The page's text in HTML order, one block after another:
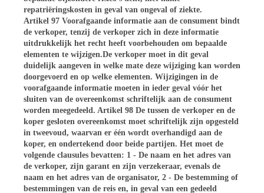
repatriëringskosten in geval van ongeval of ziekte.
Artikel 97 Voorafgaande informatie aan de consument bindt
de verkoper, tenzij de verkoper zich in deze informatie
uitdrukkelijk het recht heeft voorbehouden om bepaalde
elementen te wijzigen.De verkoper moet in dit geval
duidelijk aangeven in welke mate deze wijziging kan worden
doorgevoerd en op welke elementen. Wijzigingen in de
voorafgaande informatie moeten in ieder geval vóór het
sluiten van de overeenkomst schriftelijk aan de consument
worden meegedeeld. Artikel 98 De tussen de verkoper en de
koper gesloten overeenkomst moet schriftelijk zijn opgesteld
in tweevoud, waarvan er één wordt overhandigd aan de
koper, en ondertekend door beide partijen. Het moet de
volgende clausules bevatten: 1 - De naam en het adres van
de verkoper, zijn garant en zijn verzekeraar, evenals de
naam en het adres van de organisator, 2 - De bestemming of
bestemmingen van de reis en, in geval van een gedeeld